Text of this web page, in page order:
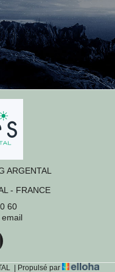
ARGENTAL
- FRANCE
60
Propulsé par